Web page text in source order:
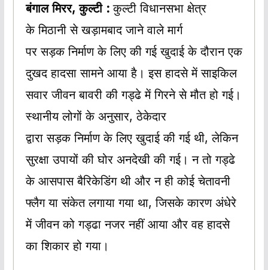
बंगाल मिरर, कुल्टी :कुल्टी विधानसभा क्षेत्र
के मिठानी से खड़ामबाद जाने वाले मार्ग
पर सड़क निर्माण के लिए की गई खुदाई के दौरान एक
दुखद हादसा सामने आया है। इस हादसे में साइकिल
सवार जीवन बावरी की गड्ढे में गिरने से मौत हो गई।
स्थानीय लोगों के अनुसार, ठेकेदार
द्वारा सड़क निर्माण के लिए खुदाई की गई थी, लेकिन
सुरक्षा उपायों की घोर अनदेखी की गई। न तो गड्ढे
के आसपास बैरिकेडिंग थी और न ही कोई चेतावनी
फ्लैग या संकेत लगाया गया था, जिसके कारण अंधेरे
में जीवन को गड्ढा नजर नहीं आया और वह हादसे
का शिकार हो गया।